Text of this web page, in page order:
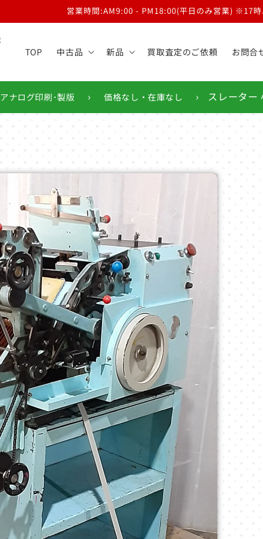
営業時間:AM9:00 - PM18:00(平日のみ営業) ※17時
TOP 中古品 新品 買取査定のご依頼 お問合
アナログ印刷･製版 › 価格なし・在庫なし › スレータ